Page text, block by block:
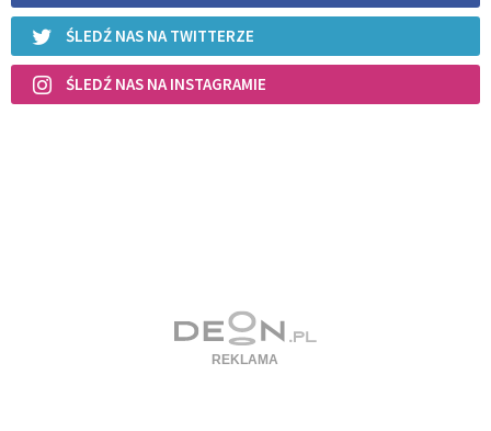
ŚLEDŹ NAS NA TWITTERZE
ŚLEDŹ NAS NA INSTAGRAMIE